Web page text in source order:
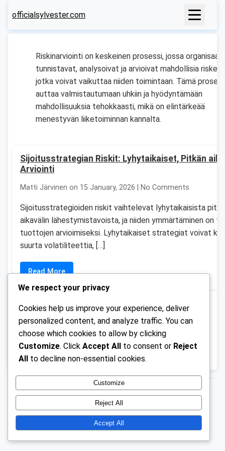
officialsylvester.com
Riskinarviointi on keskeinen prosessi, jossa
tunnistavat, analysoivat ja arvioivat mahdollisia riskejä,
jotka voivat vaikuttaa niiden toimintaan. Tämä
auttaa valmistautumaan uhkiin ja hyödyntämään
mahdollisuuksia tehokkaasti, mikä on elintärkeää
menestyvän liiketoiminnan kannalta.
Sijoitusstrategian Riskit: Lyhytaikaiset, Pitkän
Arviointi
Matti Järvinen on 15 January, 2026 | No Comments
Sijoitusstrategioiden riskit vaihtelevat lyhytaikaisista
aikavälin lähestymistavoista, ja niiden ymmärtäminen on
tuottojen arvioimiseksi. Lyhytaikaiset strategiat voivat
suurta volatiliteettia, […]
Read More
Read more
Posts
pagination
Back 1 2
© 2026 officialsylvester.com.GPL v2 or later
We respect your privacy
Cookies help us improve your experience, deliver
personalized content, and analyze traffic. You can
choose which cookies to allow by clicking
Customize. Click Accept All to consent or Reject
All to decline non-essential cookies.
Customize
Reject All
Accept All